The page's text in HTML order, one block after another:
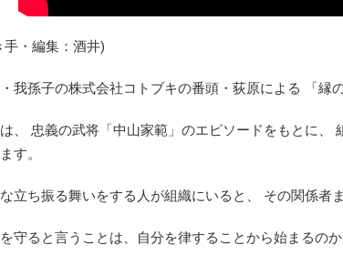
手・編集：酒井)
我孫子の株式会社コトブキの番頭・荻原による 「縁
、 忠義の武将「中山家範」のエピソードをもとに、
す。
立ち振る舞いをする人が組織にいると、 その関係者
守ると言うことは、自分を律することから始まるのか